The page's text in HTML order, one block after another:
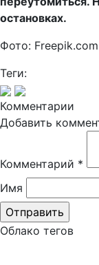
остановках.
Фото: Freepik.com
Теги:
Комментарии
Добавить
Комментарий *
Имя
Облако тегов